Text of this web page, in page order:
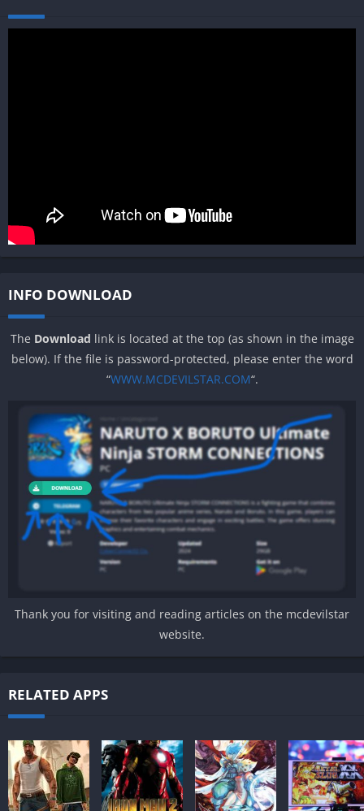
INFO DOWNLOAD
The Download link is located at the top (as shown in the image
below). If the file is password-protected, please enter the word
“WWW.MCDEVILSTAR.COM“.
Thank you for visiting and reading articles on the mcdevilstar
website.
RELATED APPS